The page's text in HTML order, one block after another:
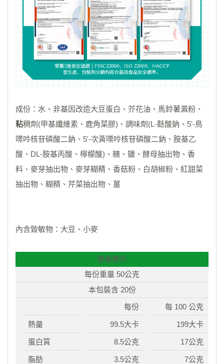
成份：水、非基因改造大豆蛋白、芥花油、馬鈴薯澱粉、
粘稠劑(甲基纖維素、鹿角菜膠)、調味劑(L-麩酸鈉、5'-鳥
嘌呤核苷磷酸二鈉、5'-次黃嘌呤核苷磷酸二鈉、胺基乙
酸、DL-胺基丙酸、檸檬酸)、糖、鹽、酵母抽出物、香
料、麥芽抽出物、麥芽糊精、香菇粉、白胡椒粉、紅甜菜
抽出物、糊精、芹菜抽出物、薑
內含致敏物：大豆、小麥
營養標示
每份重量 50公克
本包裝含 20份
熱量
蛋白質
脂肪
每份
99.5大卡
8.5公克
3.5公克
每 100 公克
199大卡
17公克
7公克